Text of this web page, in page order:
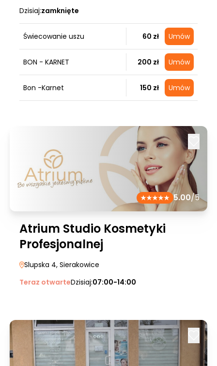
Dzisiaj:zamknięte
Świecowanie uszu 60 zł Umów
BON - KARNET 200 zł Umów
Bon -Karnet 150 zł Umów
5.00/5
Atrium Studio Kosmetyki
Profesjonalnej
Slupska 4, Sierakowice
Teraz otwarteDzisiaj:07:00-14:00